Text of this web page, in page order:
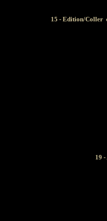
15 - Edition/Coller
19 -